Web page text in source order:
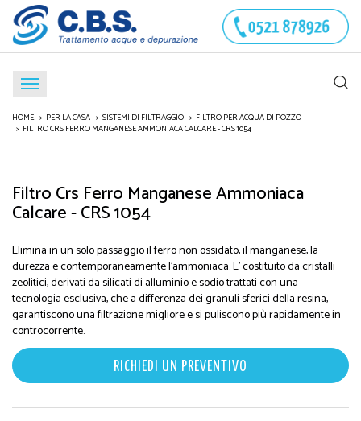
HOME PER LA CASA SISTEMI DI FILTRAGGIO
FILTRO PER ACQUA DI POZZO
FILTRO CRS FERRO MANGANESE AMMONIACA CALCARE - CRS 1054
Filtro Crs Ferro Manganese Ammoniaca
Calcare - CRS 1054
Elimina in un solo passaggio il ferro non ossidato, il manganese, la
durezza e contemporaneamente l'ammoniaca. E' costituito da cristalli
zeolitici, derivati da silicati di alluminio e sodio trattati con una
tecnologia esclusiva, che a differenza dei granuli sferici della resina,
garantiscono una filtrazione migliore e si puliscono più rapidamente in
controcorrente.
RICHIEDI UN PREVENTIVO